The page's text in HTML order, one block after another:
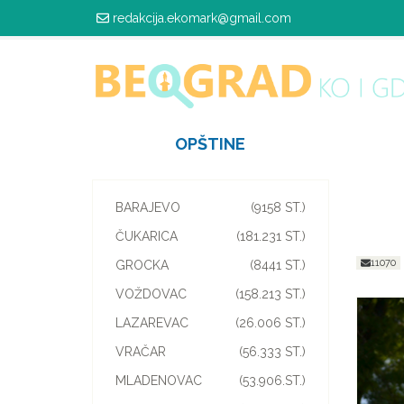
redakcija.ekomark@gmail.com
OPŠTINE
(9158 ST.)
BARAJEVO
(181.231 ST.)
ČUKARICA
(8441 ST.)
GROCKA
(158.213 ST.)
VOŽDOVAC
(26.006 ST.)
LAZAREVAC
(56.333 ST.)
VRAČAR
(53.906.ST.)
MLADENOVAC
11070